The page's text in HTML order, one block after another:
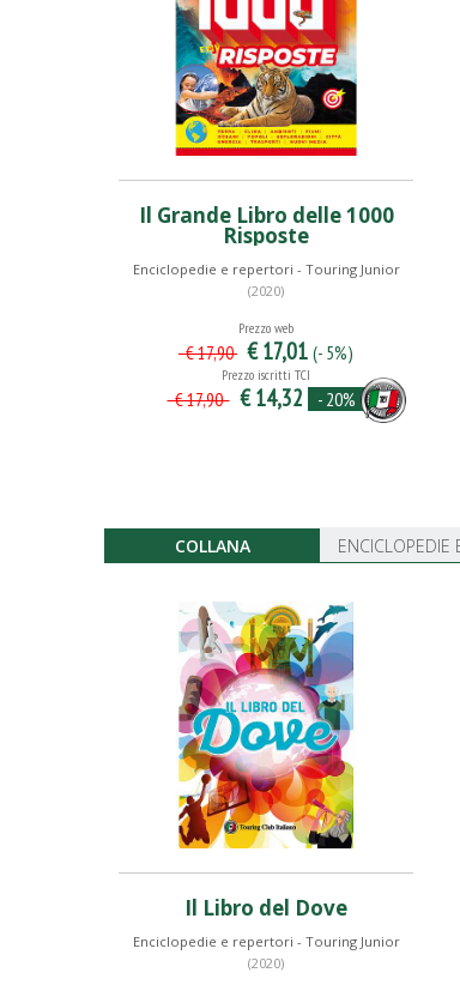
Il Grande Libro delle 1000
Risposte
Enciclopedie e repertori - Touring Junior
(2020)
Prezzo web
€ 17,90 € 17,01 (- 5%)
Prezzo iscritti TCI
€ 17,90 € 14,32 - 20%
COLLANA ENCICLOPEDIE
Il Libro del Dove
Enciclopedie e repertori - Touring Junior
(2020)